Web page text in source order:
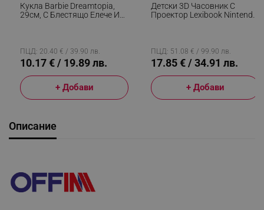
Кукла Barbie Dreamtopia,
29см, С Блестящо Елече И
ПЦД: 20.40 € / 39.90 лв.
10.17 € / 19.89 лв.
+ Добави
Детски 3D Часовник С
Проектор Lexibook Nintendo
ПЦД: 51.08 € / 99.90 лв.
17.85 € / 34.91 лв.
+ Добави
Описание